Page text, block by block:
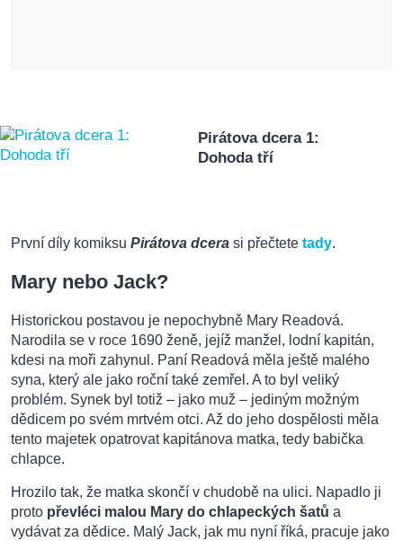
Pirátova dcera 1:
Dohoda tří
První díly komiksu Pirátova dcera si přečtete tady.
Mary nebo Jack?
Historickou postavou je nepochybně Mary Readová.
Narodila se v roce 1690 ženě, jejíž manžel, lodní kapitán,
kdesi na moři zahynul. Paní Readová měla ještě malého
syna, který ale jako roční také zemřel. A to byl veliký
problém. Synek byl totiž – jako muž – jediným možným
dědicem po svém mrtvém otci. Až do jeho dospělosti měla
tento majetek opatrovat kapitánova matka, tedy babička
chlapce.
Hrozilo tak, že matka skončí v chudobě na ulici. Napadlo ji
proto převléci malou Mary do chlapeckých šatů a
vydávat za dědice. Malý Jack, jak mu nyní říká, pracuje jako